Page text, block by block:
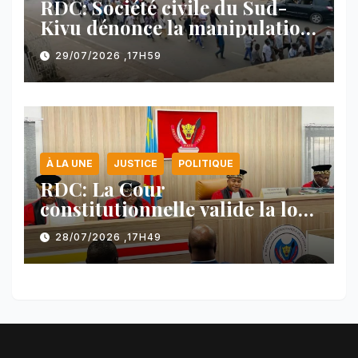
RDC: Société civile du Sud-
Kivu dénonce la manipulation
des manifestations par
l’AFC/M23
29/07/2026 ,17H59
À LA UNE JUSTICE POLITIQUE
RDC: La Cour
constitutionnelle valide la loi
référendaire sous réserves de
plusieurs dispositions
28/07/2026 ,17H49